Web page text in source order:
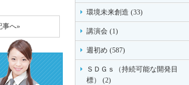
事へ»
環境未来創造 (33)
講演会 (1)
週初め (587)
ＳＤＧｓ（持続可能な開発目
標） (2)